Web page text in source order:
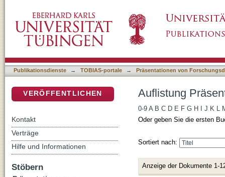
Publikationsdienste → TOBIAS-portale → Präsentationen von
Auflistung
0-9 A B C D E F G H J K L
Oder geben Sie die ersten
Sortiert nach:
Anzeige der Dokumente 1-
VERÖFFENTLICHEN
Kontakt
Verträge
Hilfe und Informationen
Stöbern